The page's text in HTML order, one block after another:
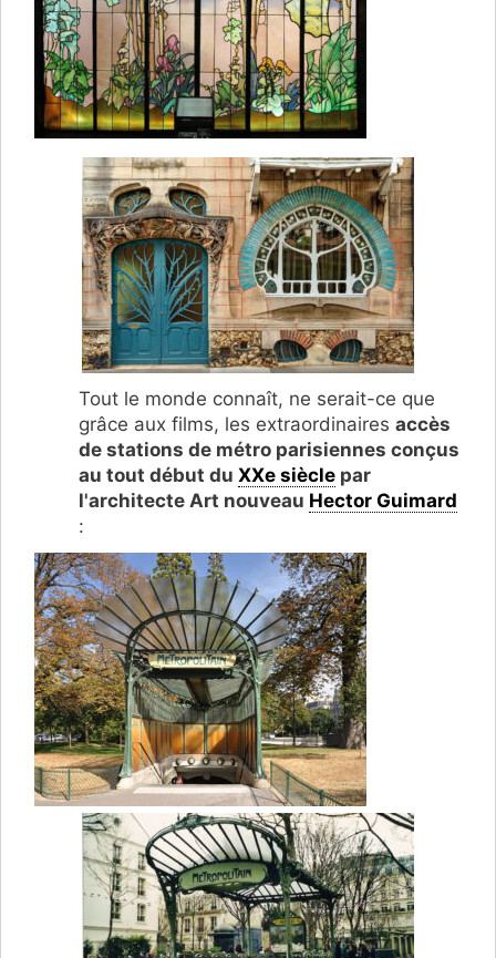
Tout le monde connaît, ne serait-ce que
grâce aux films, les extraordinaires accès
de stations de métro parisiennes conçus
au tout début du XXe siècle par
l'architecte Art nouveau Hector Guimard
: